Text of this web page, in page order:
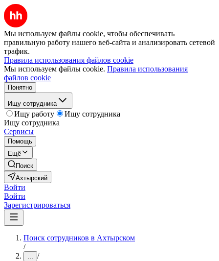
Мы используем файлы cookie, чтобы обеспечивать
правильную работу нашего веб-сайта и анализировать сетевой
трафик.
Правила использования файлов cookie
Мы используем файлы cookie. Правила использования
файлов cookie
Понятно
Ищу сотрудника
Ищу работу
Ищу сотрудника
Ищу сотрудника
Сервисы
Помощь
Ещё
Поиск
Ахтырский
Войти
Войти
Зарегистрироваться
Поиск сотрудников в Ахтырском
/
... /